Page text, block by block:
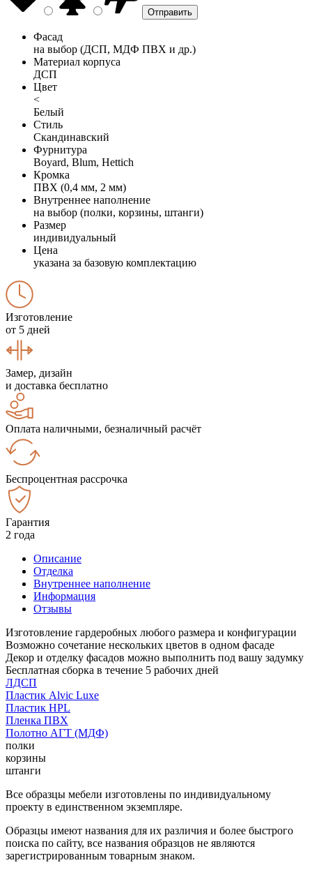
Фасад
на выбор (ДСП, МДФ ПВХ и др.)
Материал корпуса
ДСП
Цвет
<
Белый
Стиль
Скандинавский
Фурнитура
Boyard, Blum, Hettich
Кромка
ПВХ (0,4 мм, 2 мм)
Внутреннее наполнение
на выбор (полки, корзины, штанги)
Размер
индивидуальный
Цена
указана за базовую комплектацию
Изготовление
от 5 дней
Замер, дизайн
и доставка бесплатно
Оплата наличными, безналичный расчёт
Беспроцентная рассрочка
Гарантия
2 года
Описание
Отделка
Внутреннее наполнение
Информация
Отзывы
Изготовление гардеробных любого размера и конфигурации
Возможно сочетание нескольких цветов в одном фасаде
Декор и отделку фасадов можно выполнить под вашу задумку
Бесплатная сборка в течение 5 рабочих дней
ЛДСП
Пластик Alvic Luxe
Пластик HPL
Пленка ПВХ
Полотно АГТ (МДФ)
полки
корзины
штанги
Все образцы мебели изготовлены по индивидуальному
проекту в единственном экземпляре.
Образцы имеют названия для их различия и более быстрого
поиска по сайту, все названия образцов не являются
зарегистрированным товарным знаком.